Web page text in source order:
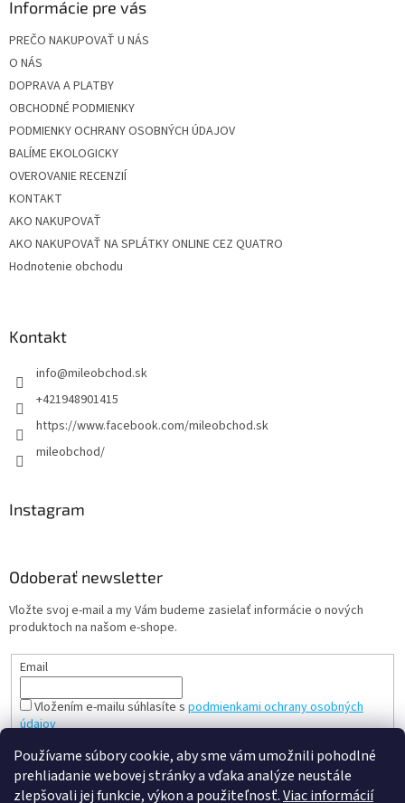
Používame súbory cookie, aby sme vám umožnili pohodlné
prehliadanie webovej stránky a vďaka analýze neustále
zlepšovali jej funkcie, výkon a použiteľnosť.Viac informácií
Informácie pre vás
PREČO NAKUPOVAŤ U NÁS
O NÁS
DOPRAVA A PLATBY
OBCHODNÉ PODMIENKY
PODMIENKY OCHRANY OSOBNÝCH ÚDAJOV
BALÍME EKOLOGICKY
OVEROVANIE RECENZIÍ
KONTAKT
AKO NAKUPOVAŤ
AKO NAKUPOVAŤ NA SPLÁTKY ONLINE CEZ QUATRO
Hodnotenie obchodu
Kontakt
info@mileobchod.sk
+421948901415
https://www.facebook.com/mileobchod.sk
mileobchod/
Instagram
Odoberať newsletter
Vložte svoj e-mail a my Vám budeme zasielať informácie o nových
produktoch na našom e-shope.
Email
Vložením e-mailu súhlasíte s podmienkami ochrany osobných
údajov
PRIHLÁSIŤ SA